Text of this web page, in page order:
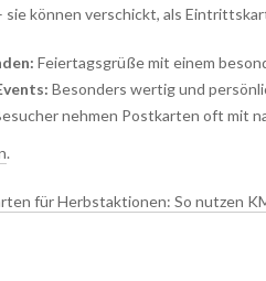
sie können verschickt, als
Feiertagsgrüße mit einem
Besonders wertig und
nehmen Postkarten oft mit
.
für Herbstaktionen: So nutzen